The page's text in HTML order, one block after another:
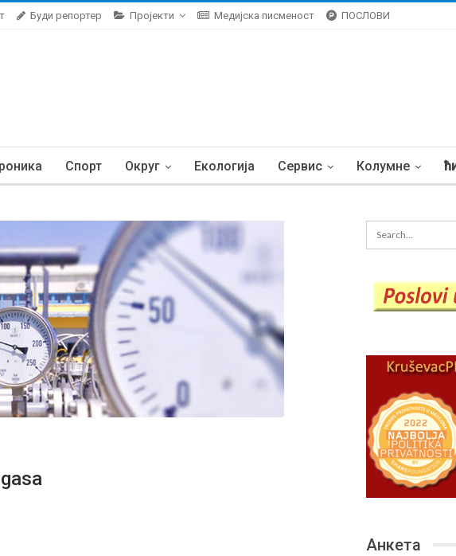
Буди репортер Пројекти Медијска писменост ПОСЛОВИ
Спорт Округ Екологија Сервис Колумне
Анкета